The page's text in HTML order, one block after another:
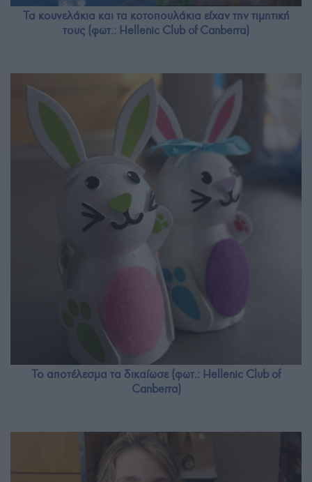
Τα κουνελάκια και τα κοτοπουλάκια είχαν την τιμητική
τους (φωτ.: Hellenic Club of Canberra)
Το αποτέλεσμα τα δικαίωσε (φωτ.: Hellenic Club of
Canberra)